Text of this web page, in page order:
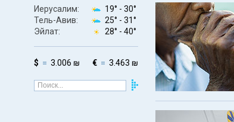
Иерусалим: 19° - 30°
Тель-Авив:
25° - 31°
Эйлат:
28° - 40°
$ 3.006 ₪ € 3.463 ₪